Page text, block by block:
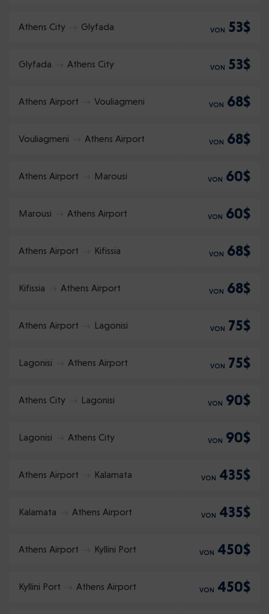
Athens City Glyfada VON 53$
Glyfada Athens City VON 53$
Athens Airport Vouliagmeni VON 68$
Vouliagmeni Athens Airport VON 68$
Athens Airport Marousi VON 60$
Marousi Athens Airport VON 60$
Athens Airport Kifissia VON 68$
Kifissia Athens Airport VON 68$
Athens Airport Lagonisi VON 75$
Lagonisi Athens Airport VON 75$
Athens City Lagonisi VON 90$
Lagonisi Athens City VON 90$
Athens Airport Kalamata VON 435$
Kalamata Athens Airport VON 435$
Athens Airport Kyllini Port VON 450$
Kyllini Port Athens Airport VON 450$